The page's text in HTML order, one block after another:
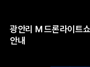
광안리 M 드론라이트
안내